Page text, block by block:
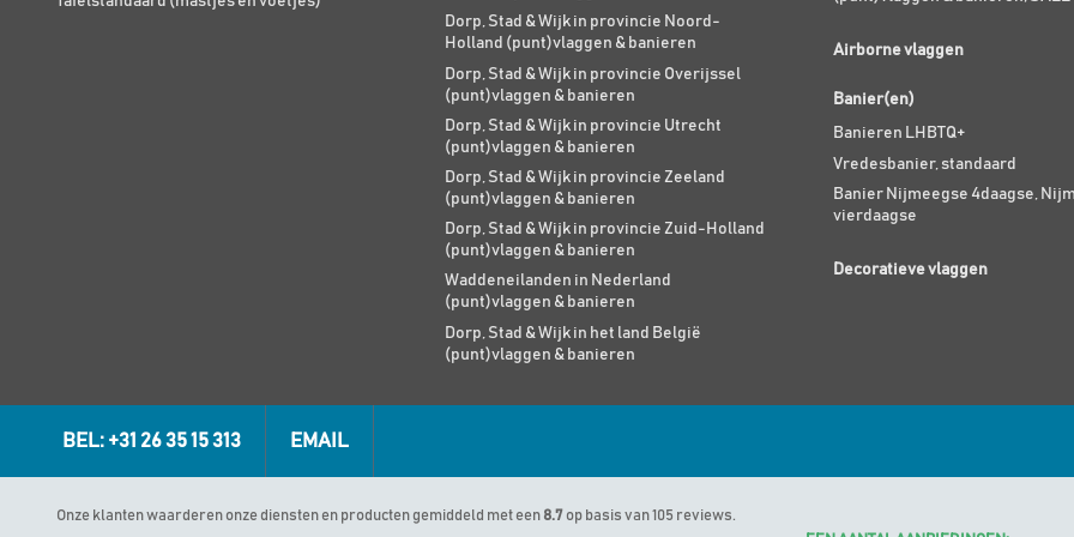
Dorp, Stad & Wijk in provincie Noord-
Holland (punt)vlaggen & banieren
Dorp, Stad & Wijk in provincie Overijssel
(punt)vlaggen & banieren
Dorp, Stad & Wijk in provincie Utrecht
(punt)vlaggen & banieren
Dorp, Stad & Wijk in provincie Zeeland
(punt)vlaggen & banieren
Dorp, Stad & Wijk in provincie Zuid-Holland
(punt)vlaggen & banieren
Waddeneilanden in Nederland
(punt)vlaggen & banieren
Dorp, Stad & Wijk in het land België
(punt)vlaggen & banieren
Airborne vlaggen
Banier(en)
Banieren LHBTQ+
Vredesbanier, standaard
Banier Nijmeegse 4daagse,
vierdaagse
Decoratieve vlaggen
BEL: +31 26 35 15 313 EMAIL
Onze klanten waarderen onze diensten en producten gemiddeld met een 8.7 op basis van 105 reviews.